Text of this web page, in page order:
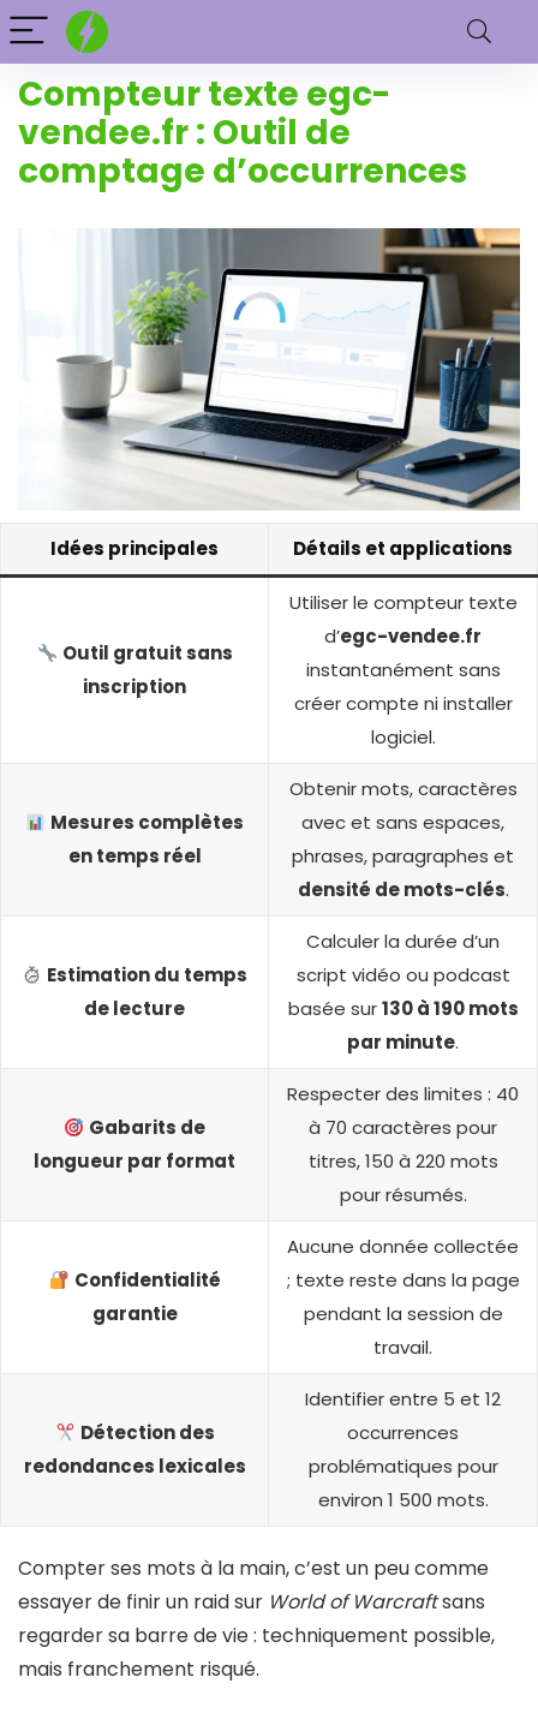
Compteur texte egc-
vendee.fr​ : Outil de
comptage d’occurrences
Idées principales Détails et applications
Outil gratuit sans
inscription
Utiliser le compteur texte
d’egc-vendee.fr
instantanément sans
créer compte ni installer
logiciel.
Mesures complètes
en temps réel
Obtenir mots, caractères
avec et sans espaces,
phrases, paragraphes et
densité de mots-clés.
Estimation du temps
de lecture
Calculer la durée d’un
script vidéo ou podcast
basée sur130 à 190 mots
par minute.
Gabarits de
longueur par format
Respecter des limites : 40
à 70 caractères pour
titres, 150 à 220 mots
pour résumés.
Confidentialité
garantie
Aucune donnée collectée
; texte reste dans la page
pendant la session de
travail.
Détection des
redondances lexicales
Identifier entre 5 et 12
occurrences
problématiques pour
environ 1 500 mots.
Compter ses mots à la main, c’est un peu comme
essayer de finir un raid sur World of Warcraftsans
regarder sa barre de vie : techniquement possible,
mais franchement risqué.